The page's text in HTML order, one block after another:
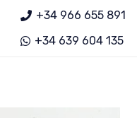
+34 966 655 891
+34 639 604 135